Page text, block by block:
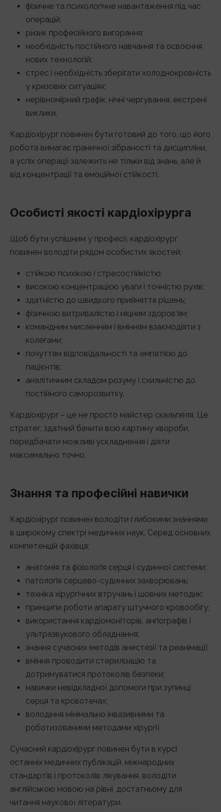
фізичне та психологічне навантаження під час
операцій;
ризик професійного вигорання;
необхідність постійного навчання та освоєння
нових технологій;
стрес і необхідність зберігати холоднокровність
у кризових ситуаціях;
нерівномірний графік, нічні чергування, екстрені
виклики.
Кардіохірург повинен бути готовий до того, що його
робота вимагає граничної зібраності та дисципліни,
а успіх операції залежить не тільки від знань, але й
від концентрації та емоційної стійкості.
Особисті якості кардіохірурга
Щоб бути успішним у професії, кардіохірург
повинен володіти рядом особистих якостей:
стійкою психікою і стресостійкістю;
високою концентрацією уваги і точністю рухів;
здатністю до швидкого прийняття рішень;
фізичною витривалістю і міцним здоров’ям;
командним мисленням і вмінням взаємодіяти з
колегами;
почуттям відповідальності та емпатією до
пацієнтів;
аналітичним складом розуму і схильністю до
постійного саморозвитку.
Кардіохірург – це не просто майстер скальпеля. Це
стратег, здатний бачити всю картину хвороби,
передбачати можливі ускладнення і діяти
максимально точно.
Знання та професійні навички
Кардіохірург повинен володіти глибокими знаннями
в широкому спектрі медичних наук. Серед основних
компетенцій фахівця:
анатомія та фізіологія серця і судинної системи;
патологія серцево-судинних захворювань;
техніка хірургічних втручань і шовних методик;
принципи роботи апарату штучного кровообігу;
використання кардіомоніторів, ангіографів і
ультразвукового обладнання;
знання сучасних методів анестезії та реанімації;
вміння проводити стерилізацію та
дотримуватися протоколів безпеки;
навички невідкладної допомоги при зупинці
серця та кровотечах;
володіння мінімально інвазивними та
роботизованими методами хірургії.
Сучасний кардіохірург повинен бути в курсі
останніх медичних публікацій, міжнародних
стандартів і протоколів лікування, володіти
англійською мовою на рівні, достатньому для
читання наукової літератури.